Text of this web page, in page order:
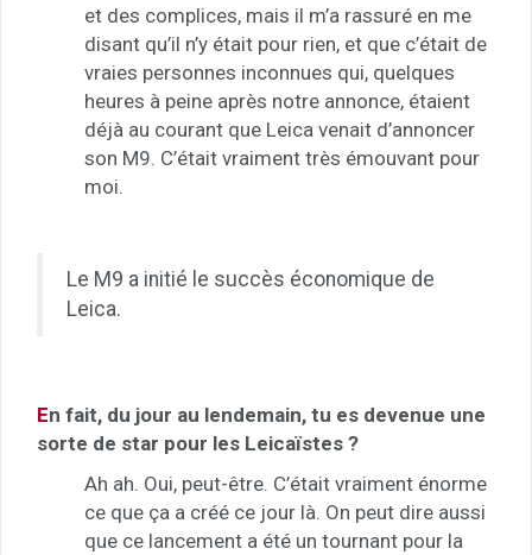
et des complices, mais il m’a rassuré en me
disant qu’il n’y était pour rien, et que c’était de
vraies personnes inconnues qui, quelques
heures à peine après notre annonce, étaient
déjà au courant que Leica venait d’annoncer
son M9. C’était vraiment très émouvant pour
moi.
Le M9 a initié le succès économique de
Leica.
En fait, du jour au lendemain, tu es devenue une
sorte de star pour les Leicaïstes ?
Ah ah. Oui, peut-être. C’était vraiment énorme
ce que ça a créé ce jour là. On peut dire aussi
que ce lancement a été un tournant pour la